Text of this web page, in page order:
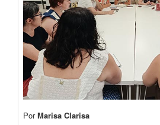
PorMarisa Clarisa